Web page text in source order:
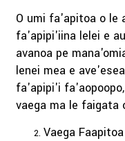
O umi fa'apitoa o le
fa'apipi'iina lelei e
avanoa pe
lenei mea e
fa'apipi'i
vaega ma le faigata
Vaega Faapitoa